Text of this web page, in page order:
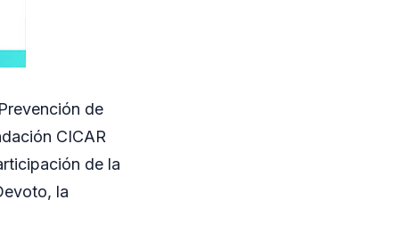
de
CICAR
de la
la